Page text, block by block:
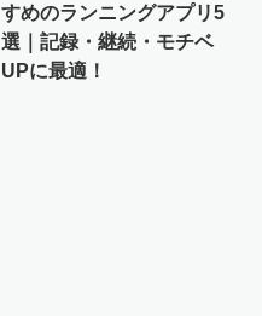
すめのランニングアプリ5
選｜記録・継続・モチベ
UPに最適！